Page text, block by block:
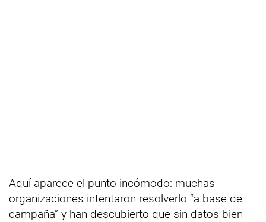
Aquí aparece el punto incómodo: muchas
organizaciones intentaron resolverlo “a base de
campaña” y han descubierto que sin datos bien